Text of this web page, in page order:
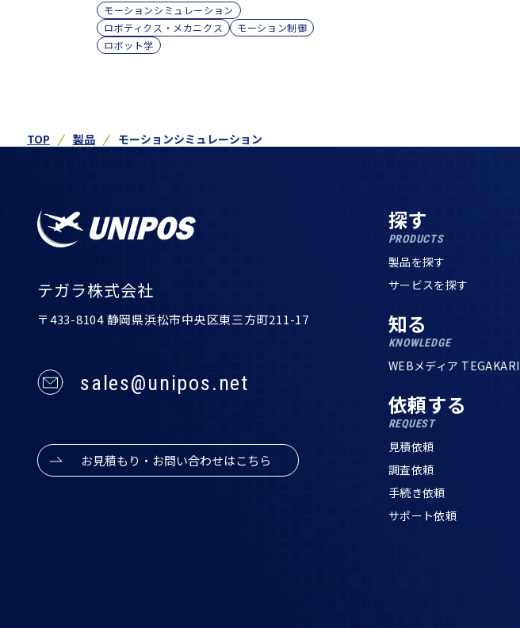
モーションシミュレーション
ロボティクス・メカニクス
モーション制御
ロボット学
TOP 製品 モーションシミュレーション
テガラ株式会社
〒433-8104 静岡県浜松市中央区東三方町211-17
sales@unipos.net
お見積もり・お問い合わせはこちら
探す
PRODUCTS
製品を探す
サービスを探す
知る
KNOWLEDGE
WEBメディア TEGAKARI
依頼する
REQUEST
見積依頼
調査依頼
手続き依頼
サポート依頼